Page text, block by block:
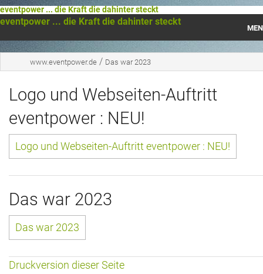
eventpower ... die Kraft die dahinter steckt
eventpower ... die Kraft die dahinter steckt
Startseite
Das war 2021
Das war 2020
Das war 2018
www.eventpower.de / Das war 2023
Logo und Webseiten-Auftritt
eventpower : NEU!
Logo und Webseiten-Auftritt eventpower : NEU!
Das war 2023
Das war 2023
Druckversion dieser Seite